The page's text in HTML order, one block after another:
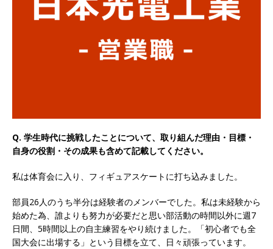
体育会積極採用企業
インターン!! 】 M&A仲介業 ｜ 入社2年目の参考
体育会積極採用企業
[ 2026年5月15日 ]
【 28卒 ｜ インターンシップ
参加者は書類選考・一次面接免除 】 M&A総研の
グループ企業 ｜ 日本トップレベルの企業へ幅広
いコンサルを行う ｜ スタートアップの成長性×
大手グループとしての安定性バツグン ｜ 年収
500万スタート ｜ 土日祝休み ｜ 東京勤務 ｜ ク
Q. 学生時代に挑戦したことについて、取り組んだ理由・目標・
自身の役割・その成果も含めて記載してください。
私は体育会に入り、フィギュアスケートに打ち込みました。
部員26人のうち半分は経験者のメンバーでした。私は未経験から
始めた為、誰よりも努力が必要だと思い部活動の時間以外に週7
日間、5時間以上の自主練習をやり続けました。「初心者でも全
国大会に出場する」という目標を立て、日々頑張っています。